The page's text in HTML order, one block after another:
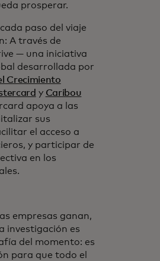
prosperar.
paso del viaje
A través de
— una iniciativa
desarrollada por
Crecimiento
y Caribou
apoya a las
sus
el acceso a
y participar de
en los
empresas ganan,
investigación es
del momento: es
para que todo el